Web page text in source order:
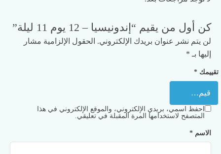
كن أول من يقيم “إندونيسيا – 12 يوم 11 ليلة”
لن يتم نشر عنوان بريدك الإلكتروني. الحقول الإلزامية مشار
إليها بـ *
تقييمك *
الاسم *
احفظ اسمي، بريدي الإلكتروني، والموقع الإلكتروني في هذا
المتصفح لاستخدامها المرة المقبلة في تعليقي.